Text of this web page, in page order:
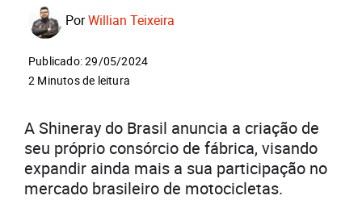
PorWillian Teixeira
Publicado: 29/05/2024
2 Minutos de leitura
A Shineray do Brasil anuncia a criação de
seu próprio consórcio de fábrica, visando
expandir ainda mais a sua participação no
mercado brasileiro de motocicletas.